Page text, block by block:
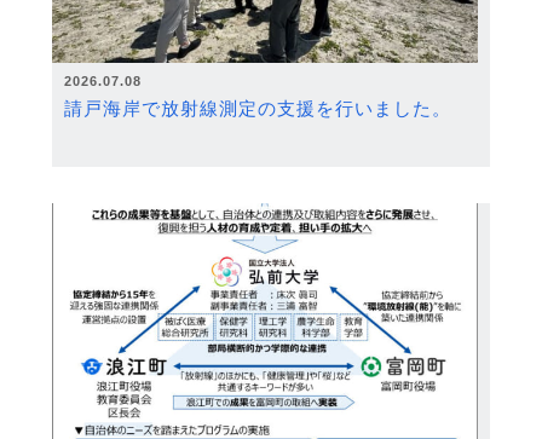
2026.07.08
請戸海岸で放射線測定の支援を行いました。